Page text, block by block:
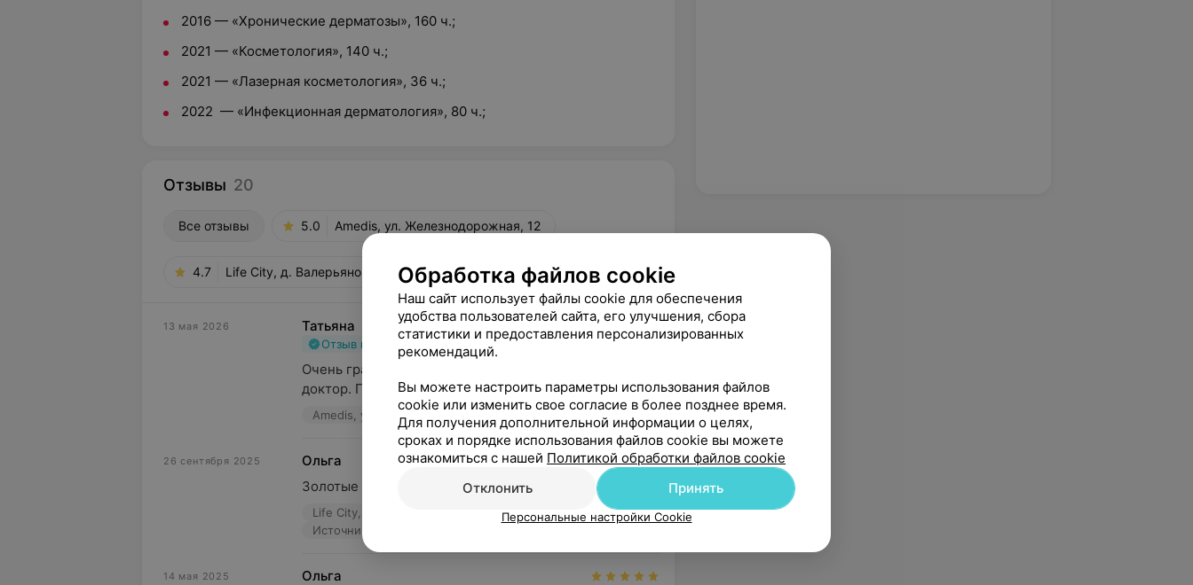
2016 — «Хронические дерматозы», 160 ч.;
2021 — «Косметология», 140 ч.;
2021 — «Лазерная косметология», 36 ч.;
2022 — «Инфекционная дерматология», 80 ч.;
Отзывы 20
Все отзывы 5.0 Amedis, ул. Железнодорожная, 12
4.7 Life City, д. Валерьяново, ул. Городская, 5А
13 мая 2026 Татьяна
Отзыв подтвержден Рекомендую
Очень грамотный, компетентный, доброжелательный
доктор. Грамотно подобрала уход.
Amedis, ул. Железнодорожная, 12
26 сентября 2025
Ольга
Золотые руки, очень душевный человечек!
Life City, д. Валерьяново, ул. Городская, 5А
Источник Yclients
14 мая 2025
Ольга
Обработка файлов cookie
Наш сайт использует файлы cookie для обеспечения
удобства пользователей сайта, его улучшения, сбора
статистики и предоставления персонализированных
рекомендаций.
Вы можете настроить параметры использования файлов
cookie или изменить свое согласие в более позднее время.
Для получения дополнительной информации о целях,
сроках и порядке использования файлов cookie вы можете
ознакомиться с нашей Политикой обработки файлов cookie
Отклонить
Принять
Персональные настройки Cookie